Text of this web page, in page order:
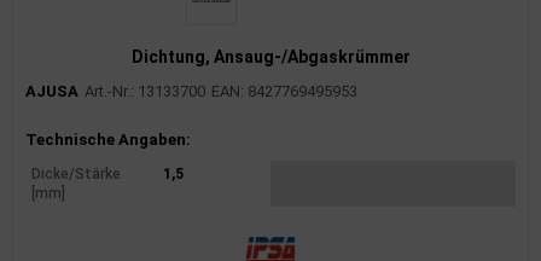
Dichtung, Ansaug-/Abgaskrümmer
AJUSA Art.-Nr.: 13133700 EAN: 8427769495953
Produktinformationen
Technische Angaben:
Dicke/Stärke
[mm]
1,5